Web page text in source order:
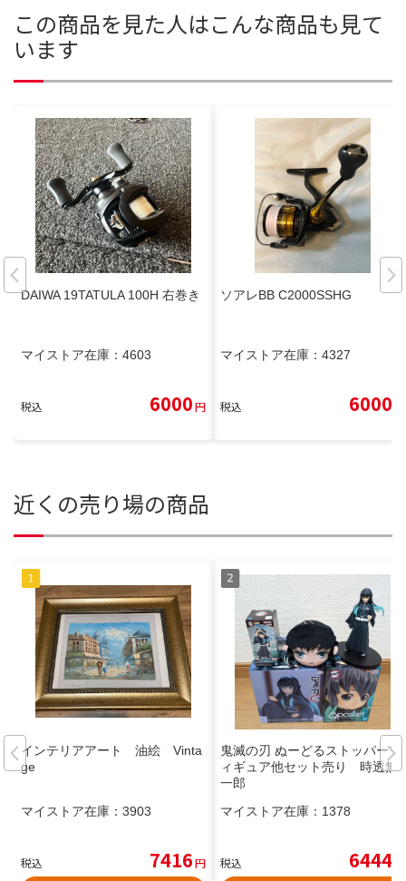
この商品を見た人はこんな商品も見て
います
DAIWA 19TATULA 100H 右巻き
マイストア在庫： 4603
税込 6000円
ソアレBB C2000SSHG
マイストア在庫： 4327
税込 6000
近くの売り場の商品
インテリアアート 油絵 Vinta
ge
マイストア在庫： 3903
税込 7416円
鬼滅の刃 ぬーどるストッパーフ
ィギュア他セット売り 時透無
一郎
マイストア在庫： 1378
税込 6444